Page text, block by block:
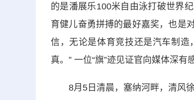
的是潘展乐100米自由泳打破世界
育健儿奋勇拼搏的最好嘉奖，也是
信，无论是体育竞技还是汽车制
真。” 一位“旗”迹见证官向媒体深有
8月5日清晨，塞纳河畔，清风徐